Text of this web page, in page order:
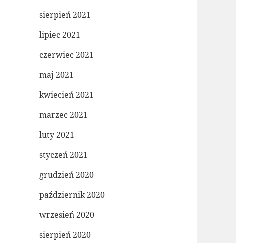
sierpień 2021
lipiec 2021
czerwiec 2021
maj 2021
kwiecień 2021
marzec 2021
luty 2021
styczeń 2021
grudzień 2020
październik 2020
wrzesień 2020
sierpień 2020